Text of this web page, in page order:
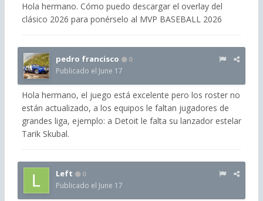
Hola hermano. Cómo puedo descargar el overlay del
clásico 2026 para ponérselo al MVP BASEBALL 2026
pedro francisco 0
Publicado el June 17
Hola hermano, el juego está excelente pero los roster no
están actualizado, a los equipos le faltan jugadores de
grandes liga, ejemplo: a Detoit le falta su lanzador estelar
Tarik Skubal.
Left 0
Publicado el June 17